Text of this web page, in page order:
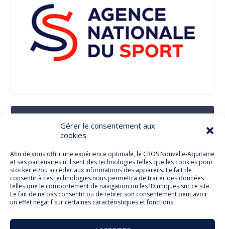
Gérer le consentement aux
cookies
Afin de vous offrir une expérience optimale, le CROS Nouvelle-Aquitaine
et ses partenaires utilisent des technologies telles que les cookies pour
stocker et/ou accéder aux informations des appareils. Le fait de
consentir à ces technologies nous permettra de traiter des données
telles que le comportement de navigation ou les ID uniques sur ce site.
Le fait de ne pas consentir ou de retirer son consentement peut avoir
un effet négatif sur certaines caractéristiques et fonctions.
Facebook